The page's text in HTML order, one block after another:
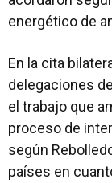
energético de
En la cita
delegaciones
el trabajo que
proceso de
según
países en